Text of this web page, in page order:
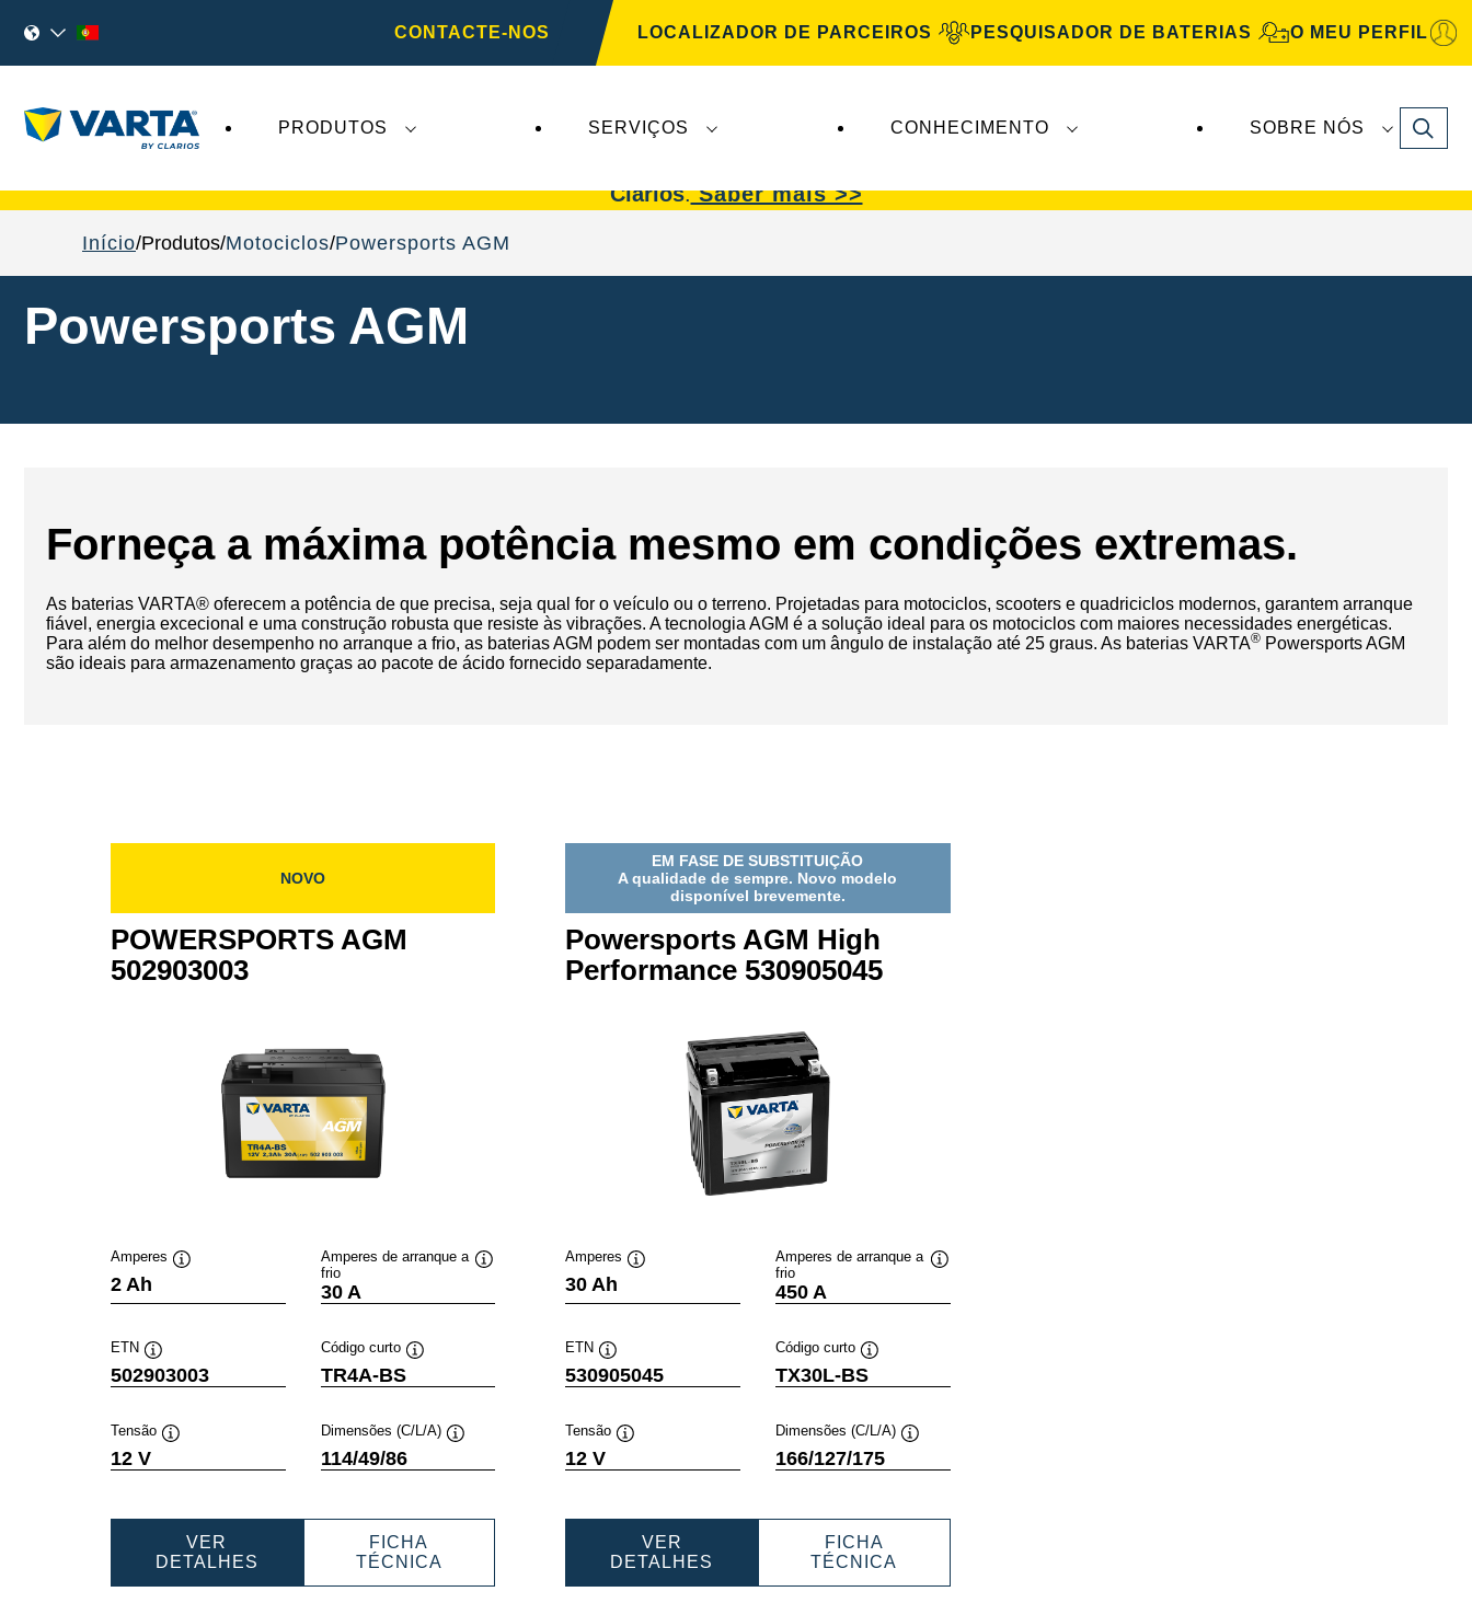
CONTACTE-NOS LOCALIZADOR DE PARCEIROS PESQUISADOR DE BATERIAS O MEU PERFIL
PRODUTOS SERVIÇOS CONHECIMENTO SOBRE NÓS Search
Clarios.Saber mais >>
Início Produtos Motociclos Powersports AGM
Powersports AGM
Forneça a máxima potência mesmo em condições extremas.
As baterias VARTA® oferecem a potência de que precisa, seja qual for o veículo ou o terreno. Projetadas para motociclos, scooters e quadriciclos modernos, garantem arranque
fiável, energia excecional e uma construção robusta que resiste às vibrações. A tecnologia AGM é a solução ideal para os motociclos com maiores necessidades energéticas.
Para além do melhor desempenho no arranque a frio, as baterias AGM podem ser montadas com um ângulo de instalação até 25 graus. As baterias VARTA® Powersports AGM
são ideais para armazenamento graças ao pacote de ácido fornecido separadamente.
NOVO
POWERSPORTS AGM
502903003
Amperes
2 Ah
Amperes de arranque a
frio
30 A
ETN
Dica
de
502903003
Código curto
de
TR4A-BS
Tensão
de
12 V
Dimensões (C/L/A)
de
114/49/86
VER
DETALHES POWERSPORTS
FICHA
TÉCNICA
EM FASE DE SUBSTITUIÇÃO
A qualidade de sempre. Novo modelo
disponível brevemente.
Powersports AGM High
Performance 530905045
Amperes
30 Ah
Amperes de arranque a
frio
450 A
ETN
Dica
de
530905045
Código curto
de
TX30L-BS
Tensão
de
12 V
Dimensões (C/L/A)
de
166/127/175
VER
DETALHES POWERSPORTS
FICHA
TÉCNICA